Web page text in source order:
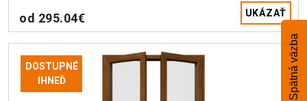
od 295.04€ UKÁZAŤ
DOSTUPNÉ
IHNEĎ
Spätná väzba